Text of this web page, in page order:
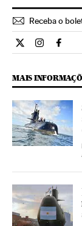
Receba o
Internacional
MAIS